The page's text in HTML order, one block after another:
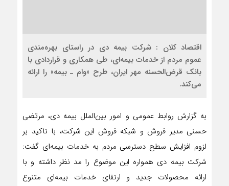
اقتصاد کلان : شرکت بیمه دی در راستای بهره‌مندی
عموم مردم از خدمات بیمه‌ای، طی همکاری و قراردادی با
بانک قرض‌الحسنه مهر ایران، طرح «وام ـ بیمه» را ارائه
می‌کند.
به گزارش روابط عمومی و امور بین‌الملل بیمه دی، مرتضی
حسنی مدیر فروش و شبکه فروش این شرکت، با تاکید بر
لزوم افزایش سطح دسترسی مردم به خدمات بیمه‌ای گفت:
شرکت بیمه دی همواره این موضوع را مد نظر داشته و با
ارائه محصولات جدید و ارتقای خدمات بیمه‌ای متنوع